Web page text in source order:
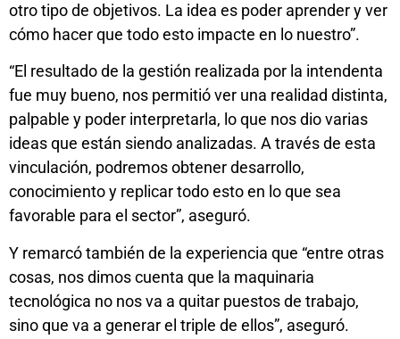
otro tipo de objetivos. La idea es poder aprender y ver
cómo hacer que todo esto impacte en lo nuestro”.
“El resultado de la gestión realizada por la intendenta
fue muy bueno, nos permitió ver una realidad distinta,
palpable y poder interpretarla, lo que nos dio varias
ideas que están siendo analizadas. A través de esta
vinculación, podremos obtener desarrollo,
conocimiento y replicar todo esto en lo que sea
favorable para el sector”, aseguró.
Y remarcó también de la experiencia que “entre otras
cosas, nos dimos cuenta que la maquinaria
tecnológica no nos va a quitar puestos de trabajo,
sino que va a generar el triple de ellos”, aseguró.